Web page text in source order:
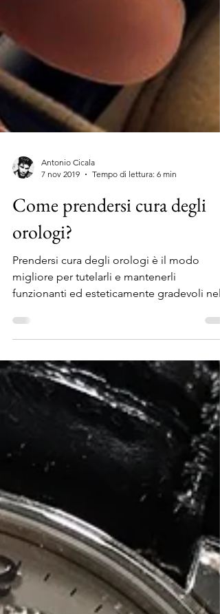
Antonio Cicala
7 nov 2019
Come prendersi cura degli
orologi?
Prendersi cura degli orologi è il modo
migliore per tutelarli e mantenerli
tempo. Quali sono...